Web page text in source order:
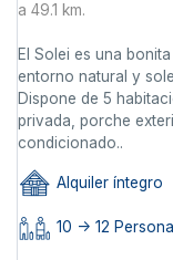
a 49.1 km.
El Solei es una
entorno natural y
Dispone de 5
privada, porche
condicionado..
Alquiler íntegro
10 -> 12